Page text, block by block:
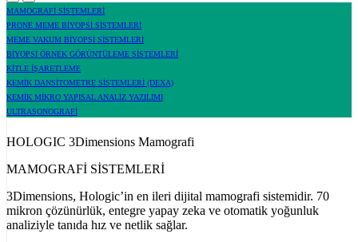
MAMOGRAFİ SİSTEMLERİ
PRONE MEME BİYOPSİ SİSTEMLERİ
MEME VAKUM BİYOPSİ SİSTEMLERİ
BİYOPSİ ÖRNEK GÖRÜNTÜLEME SİSTEMLERİ
KİTLE İŞARETLEME
KEMİK DANSİTOMETRE SİSTEMLERİ (DEXA)
KEMİK MİKRO YAPISAL ANALİZ YAZILIMI
ULTRASONOGRAFİ
HOLOGIC 3Dimensions Mamografi
MAMOGRAFİ SİSTEMLERİ
3Dimensions, Hologic’in en ileri dijital mamografi sistemidir. 70
mikron çözünürlük, entegre yapay zeka ve otomatik yoğunluk
analiziyle tanıda hız ve netlik sağlar.